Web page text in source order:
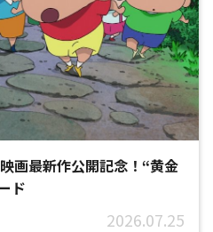
画最新作公開記念！“黄金
ド
2026.07.25